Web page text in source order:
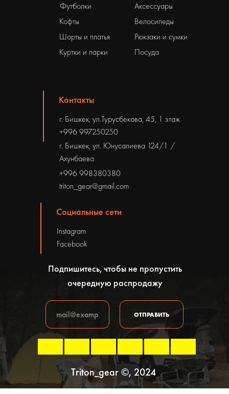
Подпишитесь, чтобы не пропустить
очередную распродажу
Triton_gear ©, 2024
ОТПРАВИТЬ
Контакты
г. Бишкек, ул.Турусбекова, 45, 1 этаж
г. Бишкек, ул. Юнусалиева 124/1 /
Ахунбаева
+996 998380380
triton_gear@gmail.com
+996 997250250
Рюкзаки и сумки
Велосипеды
Аксессуары
Футболки
Куртки и парки
Кофты
Шорты и платья
Посуда
Социальные сети
Instagram
Facebook